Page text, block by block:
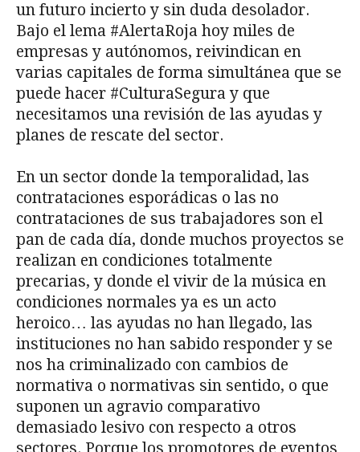
un futuro incierto y sin duda desolador.
Bajo el lema #AlertaRoja hoy miles de
empresas y autónomos, reivindican en
varias capitales de forma simultánea que se
puede hacer #CulturaSegura y que
necesitamos una revisión de las ayudas y
planes de rescate del sector.
En un sector donde la temporalidad, las
contrataciones esporádicas o las no
contrataciones de sus trabajadores son el
pan de cada día, donde muchos proyectos se
realizan en condiciones totalmente
precarias, y donde el vivir de la música en
condiciones normales ya es un acto
heroico… las ayudas no han llegado, las
instituciones no han sabido responder y se
nos ha criminalizado con cambios de
normativa o normativas sin sentido, o que
suponen un agravio comparativo
demasiado lesivo con respecto a otros